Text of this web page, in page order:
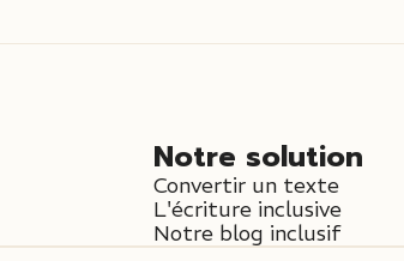
Notre solution
Convertir un texte
L'écriture inclusive
Notre blog inclusif